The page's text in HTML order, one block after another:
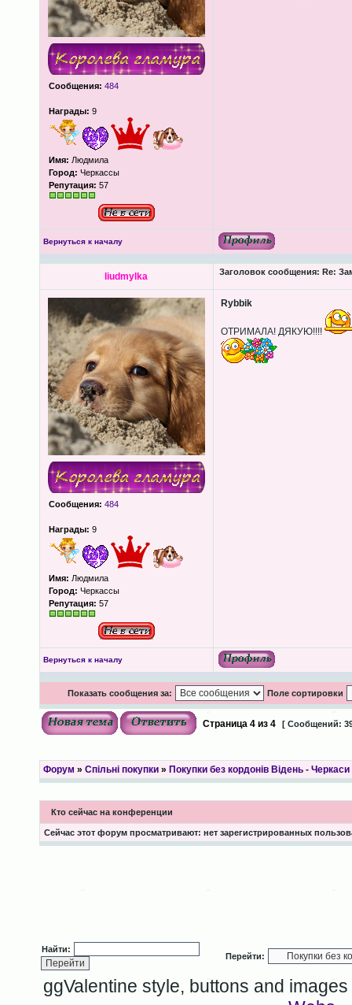
Сообщения: 484
Награды: 9
Имя: Людмила
Город: Черкассы
Репутация: 57
Вернуться к началу
liudmylka Заголовок сообщения: Re:
Сообщения: 484
Награды: 9
Имя: Людмила
Город: Черкассы
Репутация: 57
Rybbik
ОТРИМАЛА! ДЯКУЮ!!!!
Вернуться к началу
Показать сообщения за: Поле сортировки
Страница 4из 4 [ Сообщений:
Форум » Спільні покупки» Покупки без кордонів Відень - Черкаси
Кто сейчас на конференции
Сейчас этот форум просматривают: нет зарегистрированных
Найти:
Перейти:
ggValentine style, buttons and